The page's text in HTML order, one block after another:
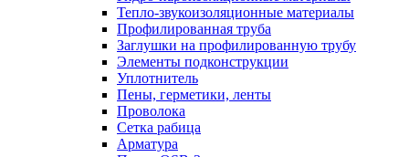
Тепло-звукоизоляционные материалы
Профилированная труба
Заглушки на профилированную трубу
Элементы подконструкции
Уплотнитель
Пены, герметики, ленты
Проволока
Сетка рабица
Арматура